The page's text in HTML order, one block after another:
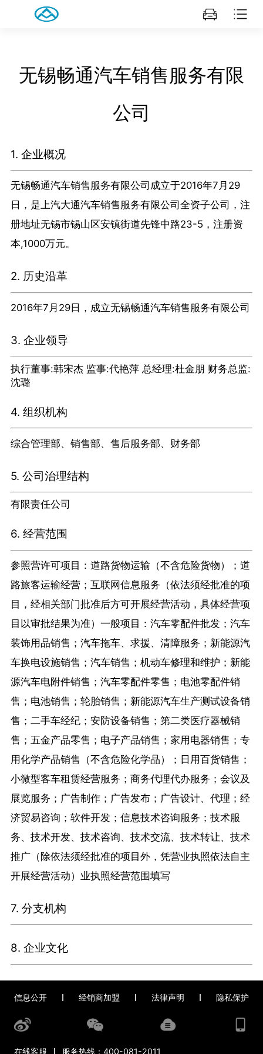
无锡畅通汽车销售服务有限
公司
1. 企业概况
无锡畅通汽车销售服务有限公司成立于2016年7月29
日，是上汽大通汽车销售服务有限公司全资子公司，注
册地址无锡市锡山区安镇街道先锋中路23-5，注册资
本,1000万元。
2. 历史沿革
2016年7月29日，成立无锡畅通汽车销售服务有限公司
3. 企业领导
执行董事:韩宋杰 监事:代艳萍 总经理:杜金朋 财务总监:
沈璐
4. 组织机构
综合管理部、销售部、售后服务部、财务部
5. 公司治理结构
有限责任公司
6. 经营范围
参照营许可项目：道路货物运输（不含危险货物）；道
路旅客运输经营；互联网信息服务（依法须经批准的项
目，经相关部门批准后方可开展经营活动，具体经营项
目以审批结果为准）一般项目：汽车零配件批发；汽车
装饰用品销售；汽车拖车、求援、清障服务；新能源汽
车换电设施销售；汽车销售；机动车修理和维护；新能
源汽车电附件销售；汽车零配件零售；电池零配件销
售；电池销售；轮胎销售；新能源汽车生产测试设备销
售；二手车经纪；安防设备销售；第二类医疗器械销
售；五金产品零售；电子产品销售；家用电器销售；专
用化学产品销售（不含危险化学品）；日用百货销售；
小微型客车租赁经营服务；商务代理代办服务；会议及
展览服务；广告制作；广告发布；广告设计、代理；经
济贸易咨询；软件开发；信息技术咨询服务；技术服
务、技术开发、技术咨询、技术交流、技术转让、技术
推广（除依法须经批准的项目外，凭营业执照依法自主
开展经营活动）业执照经营范围填写
7. 分支机构
8. 企业文化
信息公开 经销商加盟 法律声明 隐私保护
在线客服 服务热线： 400-081-2011